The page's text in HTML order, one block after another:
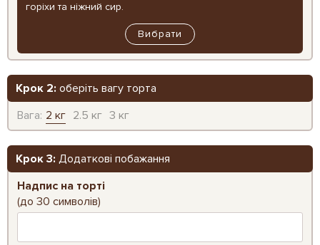
горіхи та ніжний сир.
Вибрати
Крок 2: оберіть вагу торта
Вага: 2 кг 2.5 кг 3 кг
Крок 3: Додаткові побажання
Надпис на торті
(до 30 символів)